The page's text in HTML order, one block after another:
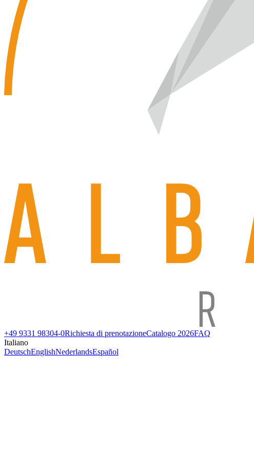
+49 9331 98304-0Richiesta di prenotazioneCatalogo 2026FAQ
Italiano
DeutschEnglishNederlandsEspañol